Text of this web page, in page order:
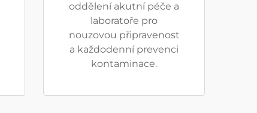
oddělení akutní péče a
laboratoře pro
nouzovou připravenost
a každodenní prevenci
kontaminace.